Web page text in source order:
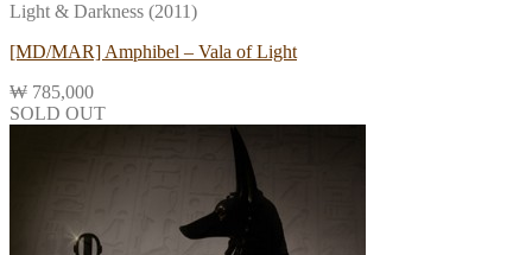
Light & Darkness (2011)
[MD/MAR] Amphibel – Vala of Light
₩ 785,000
SOLD OUT